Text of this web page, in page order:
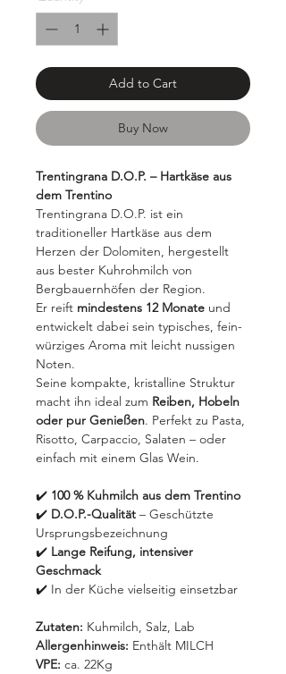
Add to Cart
Buy Now
Trentingrana D.O.P. – Hartkäse aus
dem Trentino
Trentingrana D.O.P. ist ein
traditioneller Hartkäse aus dem
Herzen der Dolomiten, hergestellt
aus bester Kuhrohmilch von
Bergbauernhöfen der Region.
Er reift mindestens 12 Monate und
entwickelt dabei sein typisches, fein-
würziges Aroma mit leicht nussigen
Noten.
Seine kompakte, kristalline Struktur
macht ihn ideal zum Reiben, Hobeln
oder pur Genießen. Perfekt zu Pasta,
Risotto, Carpaccio, Salaten – oder
einfach mit einem Glas Wein.
✔️ 100 % Kuhmilch aus dem Trentino
✔️ D.O.P.-Qualität – Geschützte
Ursprungsbezeichnung
✔️ Lange Reifung, intensiver
Geschmack
✔️ In der Küche vielseitig einsetzbar
Zutaten: Kuhmilch, Salz, Lab
Allergenhinweis: Enthält MILCH
VPE: ca. 22Kg